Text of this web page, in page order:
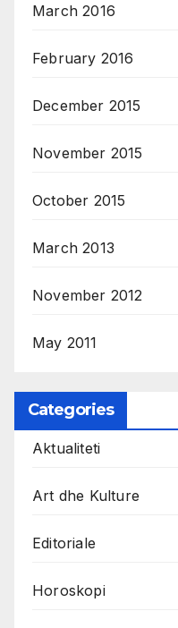
March 2016
February 2016
December 2015
November 2015
October 2015
March 2013
November 2012
May 2011
Categories
Aktualiteti
Art dhe Kulture
Editoriale
Horoskopi